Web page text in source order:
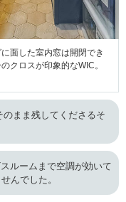
面した室内窓は開閉でき
クロスが印象的なWIC。
まま残してくださるそ
ルームまで空調が効いて
んでした。